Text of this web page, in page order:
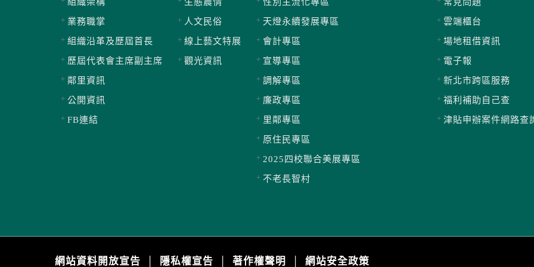
業務職掌
組織沿革及歷屆首長
歷屆代表會主席副主席
鄰里資訊
公開資訊
FB連結
人文民俗
線上藝文特展
觀光資訊
天燈永續發展專區
會計專區
宣導專區
調解專區
廉政專區
里鄰專區
原住民專區
2025四校聯合美展專區
不老長智村
雲端櫃台
場地租借資訊
電子報
新北市跨區服務
福利補助自己查
津貼申辦案件網路查
網站資料開放宣告 隱私權宣告 著作權聲明 網站安全政策